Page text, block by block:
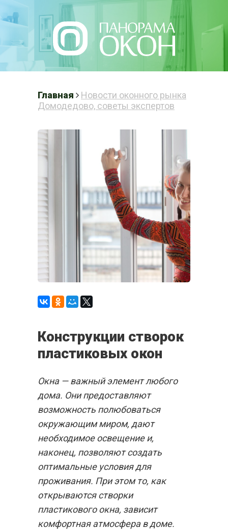
ОКНА В
ДОМОДЕДОВО
Готовые решения
Главная
Новости оконного рынка
Домодедово, советы экспертов
Конструкции створок
пластиковых окон
Окна — важный элемент любого
дома. Они предоставляют
возможность полюбоваться
окружающим миром, дают
необходимое освещение и,
наконец, позволяют создать
оптимальные условия для
проживания. При этом то, как
открываются створки
пластикового окна, зависит
комфортная атмосфера в доме.